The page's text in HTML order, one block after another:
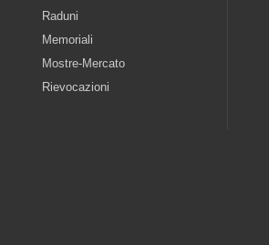
Raduni
Memoriali
Mostre-Mercato
Rievocazioni